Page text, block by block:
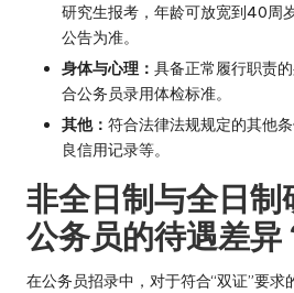
研究生报考，年龄可放宽到40周
公告为准。
身体与心理： 具备正常履行职责
合公务员录用体检标准。
其他： 符合法律法规规定的其他
良信用记录等。
非全日制与全日制
公务员的待遇差异
在公务员招录中，对于符合“双证”要